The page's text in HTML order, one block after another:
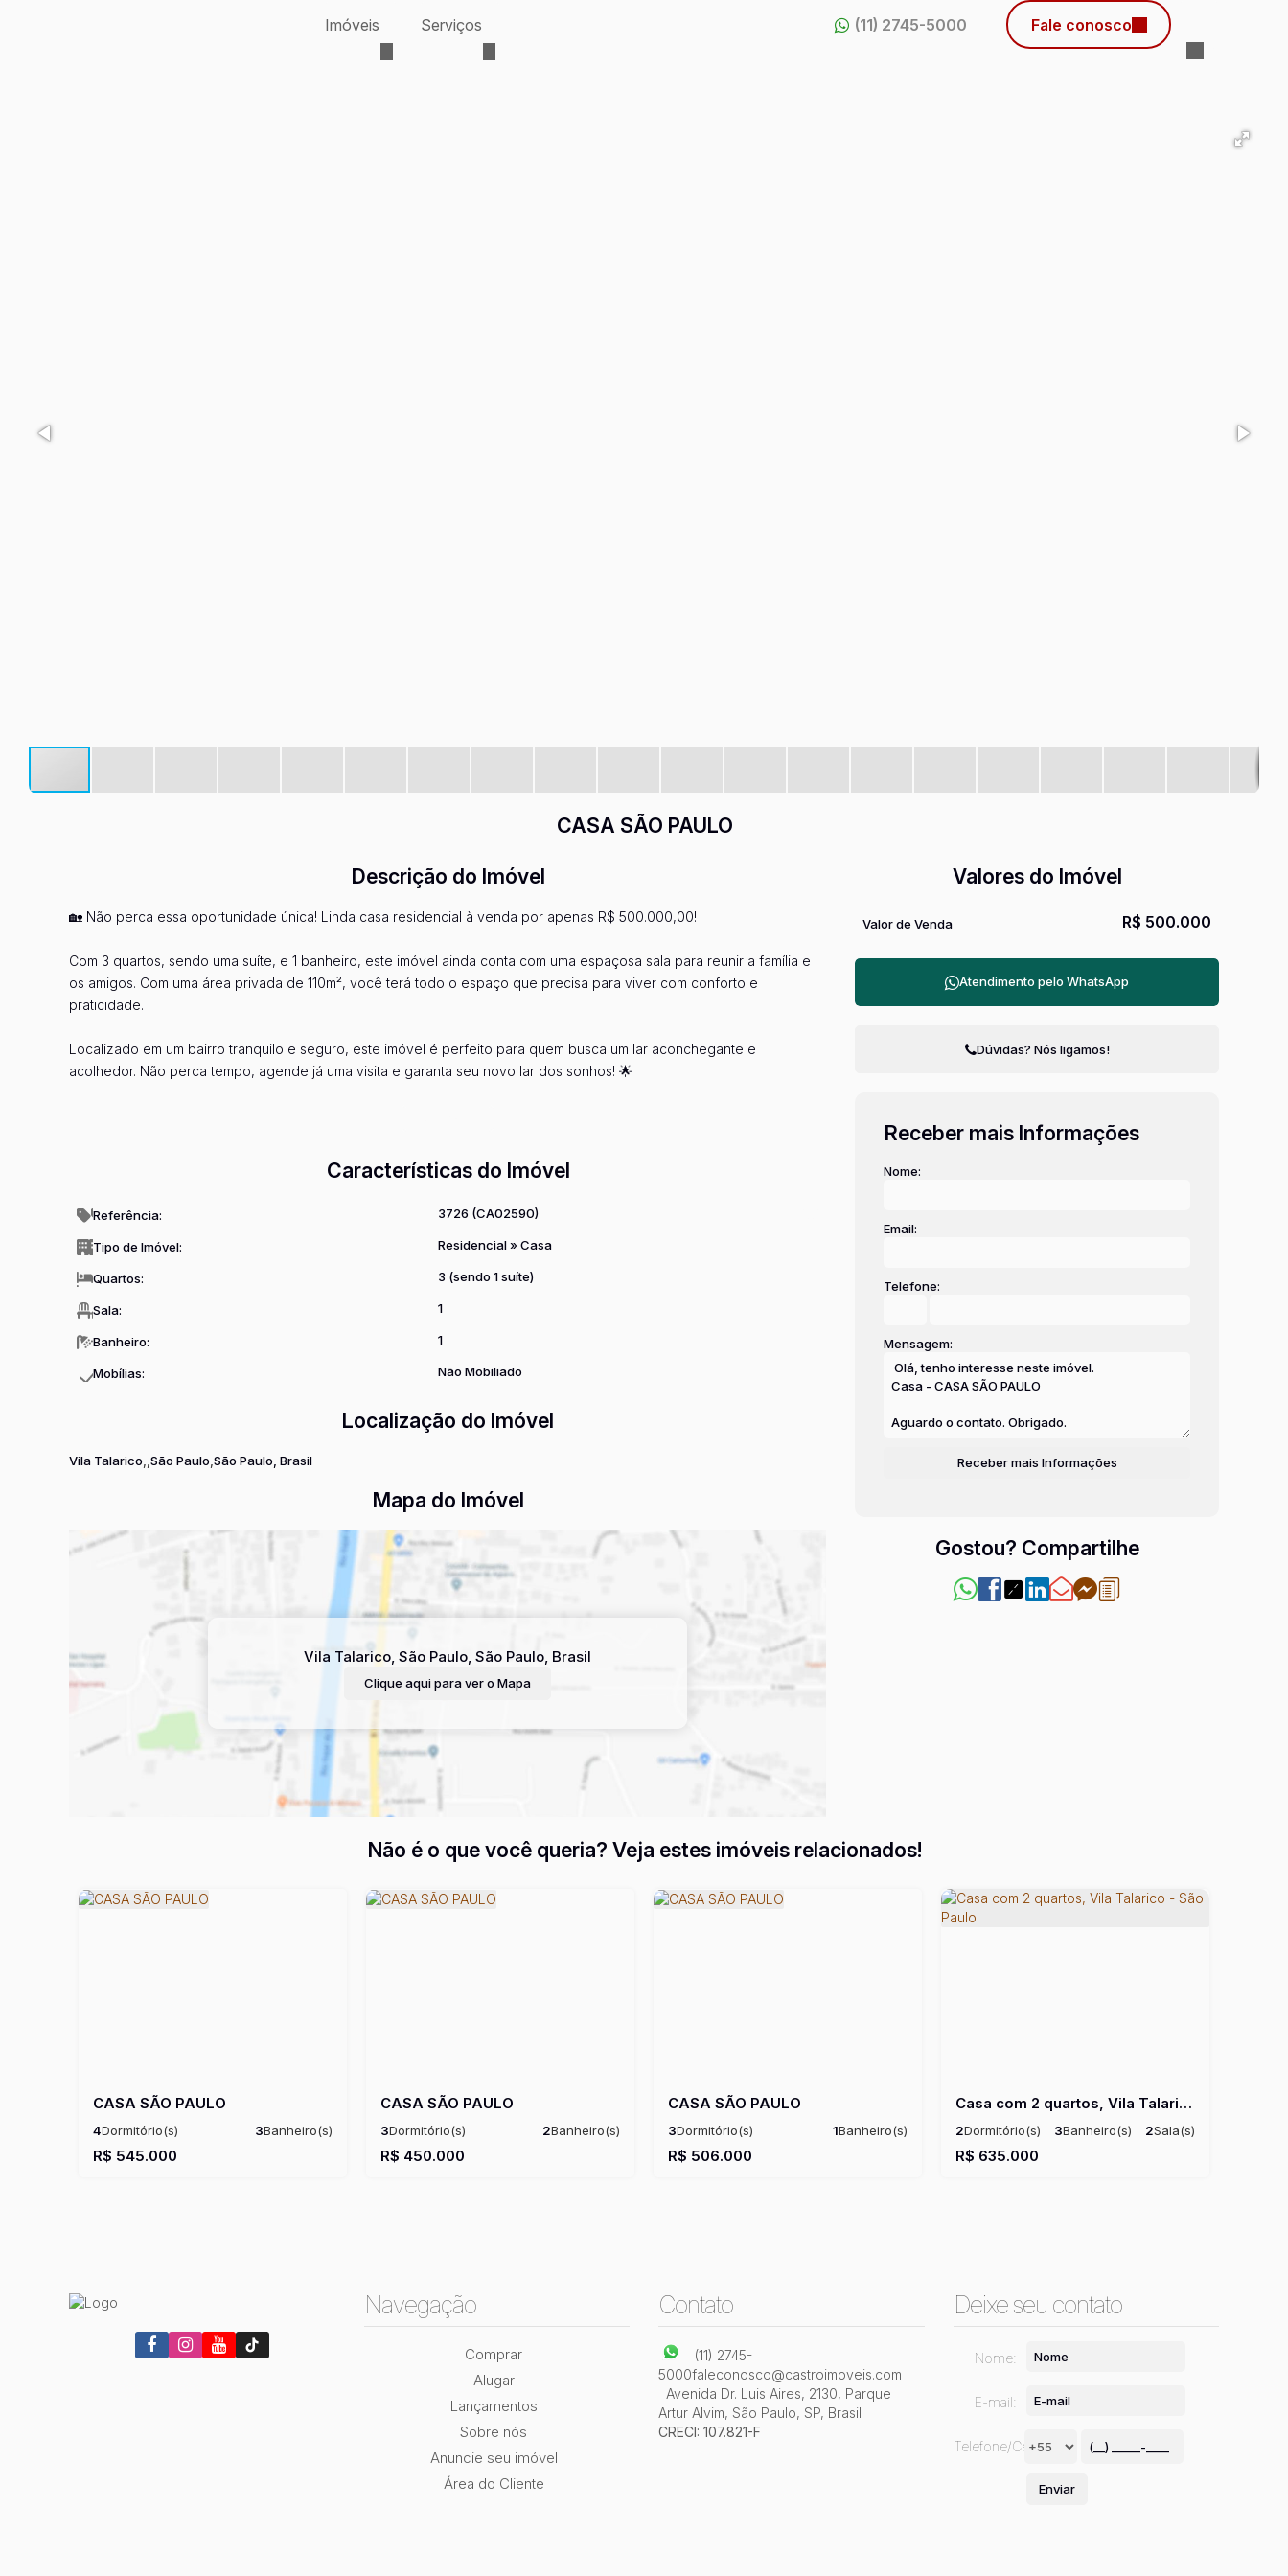
Fale conosco
Serviços
Imóveis (11) 2745-5000
CASA SÃO PAULO
Descrição do Imóvel
🏡 Não perca essa oportunidade única! Linda casa residencial à venda por apenas R$ 500.000,00!
Com 3 quartos, sendo uma suíte, e 1 banheiro, este imóvel ainda conta com uma espaçosa sala para reunir a família e
os amigos. Com uma área privada de 110m², você terá todo o espaço que precisa para viver com conforto e
praticidade.
Localizado em um bairro tranquilo e seguro, este imóvel é perfeito para quem busca um lar aconchegante e
acolhedor. Não perca tempo, agende já uma visita e garanta seu novo lar dos sonhos! 🌟
Características do Imóvel
Referência: 3726 (CA02590)
Tipo de Imóvel: Residencial» Casa
Quartos: 3 (sendo 1 suíte)
Sala: 1
Banheiro: 1
Mobílias: Não Mobiliado
Localização do Imóvel
Vila Talarico São Paulo São Paulo, Brasil
Mapa do Imóvel
Vila Talarico, São Paulo, São Paulo, Brasil
Clique aqui para ver o Mapa
Valores do Imóvel
R$ 500.000
Valor de Venda
Atendimento pelo WhatsApp
Dúvidas? Nós ligamos!
Receber mais Informações
Nome:
Email:
Telefone:
Mensagem:
Gostou? Compartilhe
Não é o que você queria? Veja estes imóveis relacionados!
CASA SÃO PAULO
R$ 545.000
4Dormitório(s) 3Banheiro(s)
Privativo: 120m²
CASA SÃO PAULO
R$ 450.000
3Dormitório(s) 2Banheiro(s)
Privativo: 180m²
CASA SÃO PAULO
R$ 506.000
3Dormitório(s) 1Banheiro(s)
Privativo: 175m²
Útil: 175m²
Casa com 2 quartos, Vila Talarico - São Paulo
R$ 635.000
2Dormitório(s) 3Banheiro(s) 2Sala(s)
1Suíte(s) 2Vaga(s)
Frente:6m
Navegação
Comprar
Alugar
Lançamentos
Sobre nós
Anuncie seu imóvel
Área do Cliente
Contato
(11) 2745-
5000faleconosco@castroimoveis.com
Avenida Dr. Luis Aires, 2130, Parque
Artur Alvim, São Paulo, SP, Brasil
CRECI: 107.821-F
Deixe seu contato
Nome:
E-mail:
Telefone/Celular: